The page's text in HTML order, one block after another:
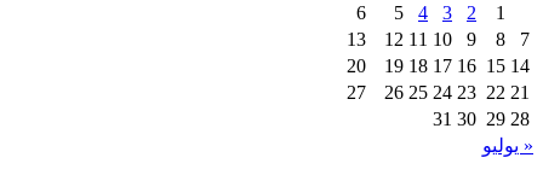
1
2
3
4
5
6
7
8
9
10
11
12
13
14
15
16
17
18
19
20
21
22
23
24
25
26
27
28
29
30
31
« يوليو